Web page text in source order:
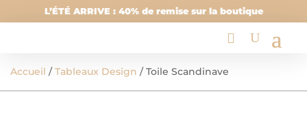
L’ÉTÉ ARRIVE : 40% de remise sur la boutique
Accueil /Tableaux Design / Toile Scandinave